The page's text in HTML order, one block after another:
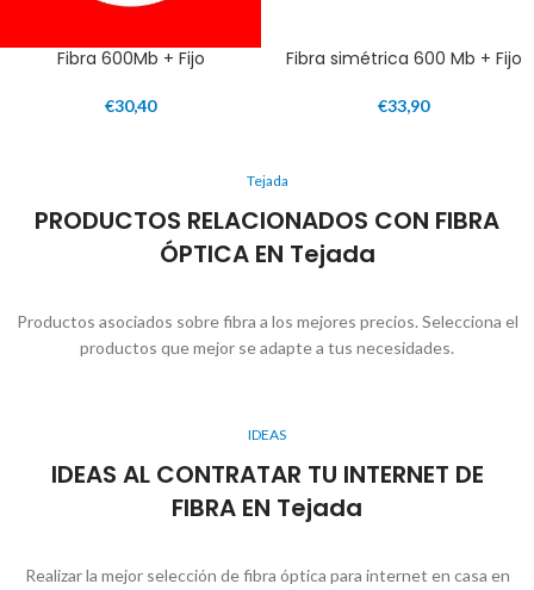
Fibra 600Mb + Fijo
€30,40
Fibra simétrica 600 Mb + Fijo
€33,90
Tejada
PRODUCTOS RELACIONADOS CON FIBRA
ÓPTICA EN Tejada
Productos asociados sobre fibra a los mejores precios. Selecciona el
productos que mejor se adapte a tus necesidades.
IDEAS
IDEAS AL CONTRATAR TU INTERNET DE
FIBRA EN Tejada
Realizar la mejor selección de fibra óptica para internet en casa en